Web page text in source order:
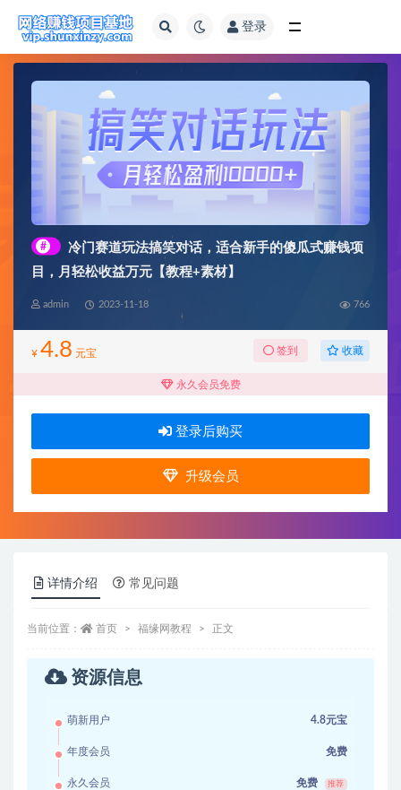
登录
#
冷门赛道玩法搞笑对话，适合新手的傻瓜式赚钱项
目，月轻松收益万元【教程+素材】
admin 2023-11-18 766
¥ 4.8 元宝 签到 收藏
永久会员免费
登录后购买
升级会员
详情介绍 常见问题
当前位置： 首页 福缘网教程 正文
资源信息
萌新用户 4.8元宝
年度会员 免费
永久会员 免费 推荐